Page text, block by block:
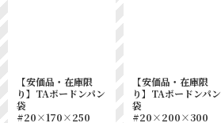
【安価品・在庫限
り】TAボードンパン
袋
#20×170×250
【安価品・在庫限
り】TAボードンパン
袋
#20×200×300